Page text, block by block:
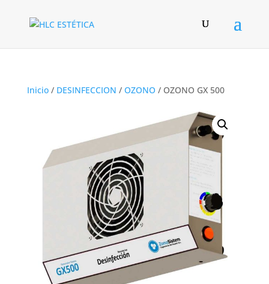
Inicio/ DESINFECCION / OZONO / OZONO GX 500